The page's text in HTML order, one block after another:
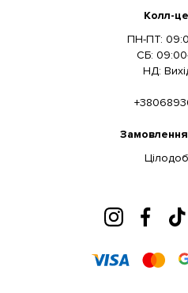
Колл-
ПН-ПТ:
СБ:
НД:
Замовлення